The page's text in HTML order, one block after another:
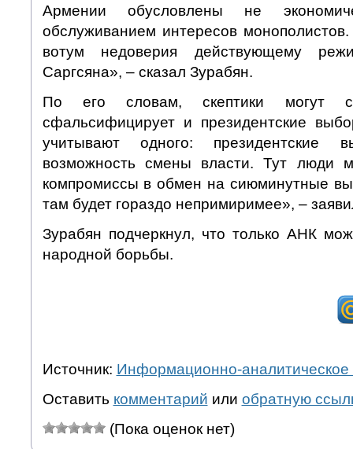
Армении обусловлены не
обслуживанием интересов
вотум недоверия действующему
Саргсяна», – сказал Зурабян.
По его словам, скептики могут
сфальсифицирует и президентские
учитывают одного: президентские
возможность смены власти. Тут люди
компромиссы в обмен на сиюминутные
там будет гораздо непримиримее», –
Зурабян подчеркнул, что только АНК
народной борьбы.
Источник: Информационно-аналитическое
Оставить комментарий или обратную
(Пока оценок нет)